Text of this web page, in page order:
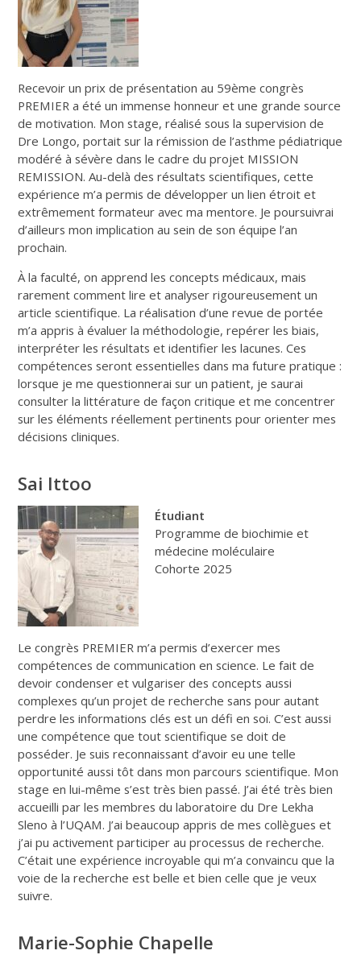
Recevoir un prix de présentation au 59ème congrès
PREMIER a été un immense honneur et une grande source
de motivation. Mon stage, réalisé sous la supervision de
Dre Longo, portait sur la rémission de l’asthme pédiatrique
modéré à sévère dans le cadre du projet MISSION
REMISSION. Au-delà des résultats scientifiques, cette
expérience m’a permis de développer un lien étroit et
extrêmement formateur avec ma mentore. Je poursuivrai
d’ailleurs mon implication au sein de son équipe l’an
prochain.
À la faculté, on apprend les concepts médicaux, mais
rarement comment lire et analyser rigoureusement un
article scientifique. La réalisation d’une revue de portée
m’a appris à évaluer la méthodologie, repérer les biais,
interpréter les résultats et identifier les lacunes. Ces
compétences seront essentielles dans ma future pratique :
lorsque je me questionnerai sur un patient, je saurai
consulter la littérature de façon critique et me concentrer
sur les éléments réellement pertinents pour orienter mes
décisions cliniques.
Sai Ittoo
Étudiant
Programme de biochimie et
médecine moléculaire
Cohorte 2025
Le congrès PREMIER m’a permis d’exercer mes
compétences de communication en science. Le fait de
devoir condenser et vulgariser des concepts aussi
complexes qu’un projet de recherche sans pour autant
perdre les informations clés est un défi en soi. C’est aussi
une compétence que tout scientifique se doit de
posséder. Je suis reconnaissant d’avoir eu une telle
opportunité aussi tôt dans mon parcours scientifique. Mon
stage en lui-même s’est très bien passé. J’ai été très bien
accueilli par les membres du laboratoire du Dre Lekha
Sleno à l’UQAM. J’ai beaucoup appris de mes collègues et
j’ai pu activement participer au processus de recherche.
C’était une expérience incroyable qui m’a convaincu que la
voie de la recherche est belle et bien celle que je veux
suivre.
Marie-Sophie Chapelle